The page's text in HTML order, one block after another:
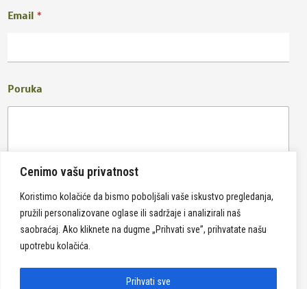
Cenimo vašu privatnost
Koristimo kolačiće da bismo poboljšali vaše iskustvo pregledanja,
pružili personalizovane oglase ili sadržaje i analizirali naš
saobraćaj. Ako kliknete na dugme „Prihvati sve”, prihvatate našu
upotrebu kolačića.
Prihvati sve
Email *
Poruka
Pošalji